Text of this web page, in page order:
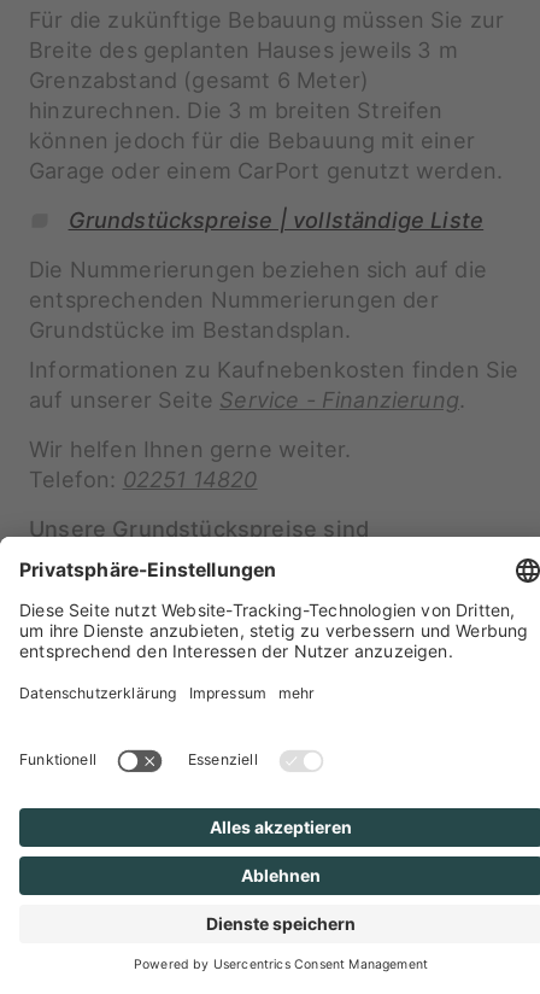
Für die zukünftige Bebauung müssen Sie zur
Breite des geplanten Hauses jeweils 3 m
Grenzabstand (gesamt 6 Meter)
hinzurechnen. Die 3 m breiten Streifen
können jedoch für die Bebauung mit einer
Garage oder einem CarPort genutzt werden.
Grundstückspreise | vollständige Liste
Die Nummerierungen beziehen sich auf die
entsprechenden Nummerierungen der
Grundstücke im Bestandsplan.
Informationen zu Kaufnebenkosten finden Sie
auf unserer Seite Service - Finanzierung.
Wir helfen Ihnen gerne weiter.
Telefon: 02251 14820
Unsere Grundstückspreise sind
Komplettpreise
Ein faires Angebot
Für die aufgeführten Kaufpreise erhalten Sie
ein voll erschlossenes Baugrundstück gem.
§127 Baugesetzbuch. Die Erschließung
inkl. der asphaltierten Baustraße, sowie den
kompletten, späteren Endausbau (z.B.
Gehwege, Straßenbeleuchtung, Parkflächen,
Pflanzbeete usw.).
Darüber hinaus ist auch die Vermessung des
Grundstücks sowie der
Kanalgrundstücksanschlüsse bis auf die